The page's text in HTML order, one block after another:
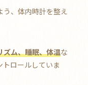
う、体内時計を整え
ズム、睡眠、体温な
トロールしていま